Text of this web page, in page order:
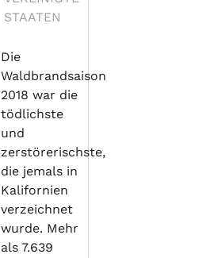
STAATEN
Die
Waldbrandsaison
2018 war die
tödlichste
und
zerstörerischste,
die jemals in
Kalifornien
verzeichnet
wurde. Mehr
als 7.639